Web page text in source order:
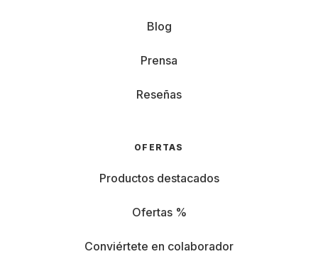
Blog
Prensa
Reseñas
OFERTAS
Productos destacados
Ofertas %
Conviértete en colaborador